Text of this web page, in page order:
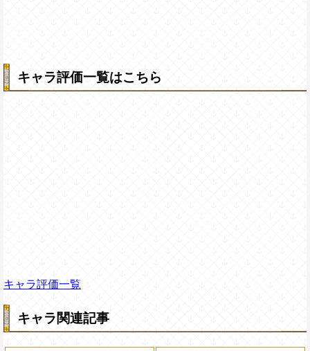
キャラ評価一覧はこちら
キャラ評価一覧
キャラ関連記事